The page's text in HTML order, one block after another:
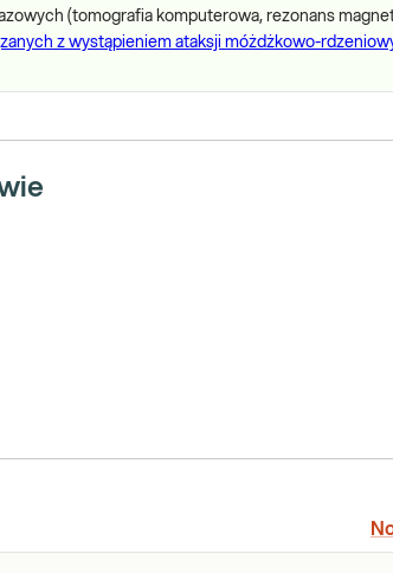
(tomografia komputerowa, rezonans
z wystąpieniem ataksji móżdżkowo-